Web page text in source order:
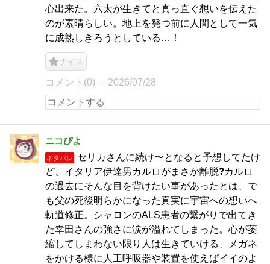
心出来た。六太が生きてと真っ直ぐ想いを伝えた
のが素晴らしい。地上を発つ前に人間として一気
に成熟しきろうとしている…！
ナイス
コメント(0) 2026/07/28
ニコぴよ
ネタバレ
セリカさんに続け〜となると予想してたけ
ど、イタリア伊達男カルロがまさか離脱❓カルロ
の過去にそんな目を背けたい事があったとは、で
も父の死後明らかになった真実に宇宙への想いへ
軌道修正。シャロンのALS患者の繋がりで出てき
た幸田さんの強さに涙が溢れてしまった。心が萎
縮してしまわない限り人は生きていける、メガネ
をかける様に人工呼吸器や装置を使えばイイのよ